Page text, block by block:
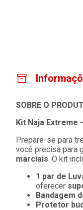
SOBRE O
Kit Naja Extreme
Prepare-se para
você precisa para
marciais. O kit
1 par de
oferecer
Bandagem
Protetor